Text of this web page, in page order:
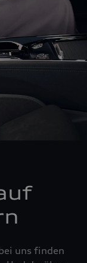
uns finden